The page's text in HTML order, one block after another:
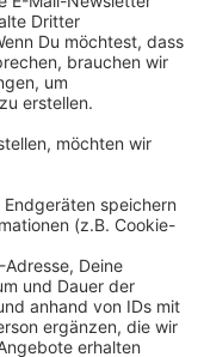
der Kirmes
vergangenen
des
bis Dienstag
der